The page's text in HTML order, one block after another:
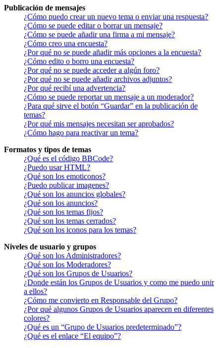
Publicación de mensajes
¿Cómo puedo crear un nuevo tema o enviar una respuesta?
¿Cómo se puede editar o borrar un mensaje?
¿Cómo se puede añadir una firma a mi mensaje?
¿Cómo creo una encuesta?
¿Por qué no se puede añadir más opciones a la encuesta?
¿Cómo edito o borro una encuesta?
¿Por qué no se puede acceder a algún foro?
¿Por qué no se puede añadir archivos adjuntos?
¿Por qué recibí una advertencia?
¿Cómo se puede reportar un mensaje a un moderador?
¿Para qué sirve el botón “Guardar” en la publicación de
temas?
¿Por qué mis mensajes necesitan ser aprobados?
¿Cómo hago para reactivar un tema?
Formatos y tipos de temas
¿Qué es el código BBCode?
¿Puedo usar HTML?
¿Qué son los emoticonos?
¿Puedo publicar imagenes?
¿Qué son los anuncios globales?
¿Qué son los anuncios?
¿Qué son los temas fijos?
¿Qué son los temas cerrados?
¿Qué son los iconos para los temas?
Niveles de usuario y grupos
¿Qué son los Administradores?
¿Qué son los Moderadores?
¿Qué son los Grupos de Usuarios?
¿Donde están los Grupos de Usuarios y como me puedo unir
a ellos?
¿Cómo me convierto en Responsable del Grupo?
¿Por qué algunos Grupos de Usuarios aparecen en diferentes
colores?
¿Qué es un “Grupo de Usuarios predeterminado”?
¿Qué es el enlace “El equipo”?